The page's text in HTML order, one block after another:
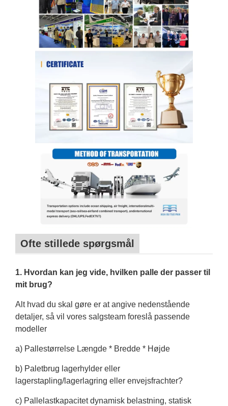
Ofte stillede spørgsmål
1. Hvordan kan jeg vide, hvilken palle der passer til
mit brug?
Alt hvad du skal gøre er at angive nedenstående
detaljer, så vil vores salgsteam foreslå passende
modeller
a) Pallestørrelse Længde * Bredde * Højde
b) Paletbrug lagerhylder eller
lagerstapling/lagerlagring eller envejsfrachter?
c) Pallelastkapacitet dynamisk belastning, statisk